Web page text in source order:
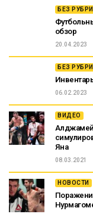
БЕЗ
обзор
20.04.2023
БЕЗ
06.02.2023
ВИДЕО
Яна
08.03.2021
НОВОСТИ